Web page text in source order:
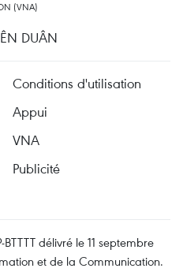
(VNA)
DUÂN
Conditions d'utilisation
Appui
VNA
Publicité
délivré le 11 septembre
et de la Communication.